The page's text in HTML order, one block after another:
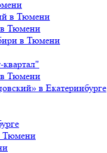
в Тюмени
Тюмени
в Тюмени
Тюмени
в Екатеринбурге
Тюмени